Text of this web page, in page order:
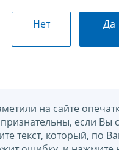
Нет Да
на сайте
если Вы
текст, который, по